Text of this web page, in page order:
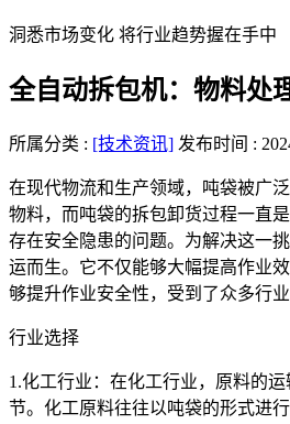
洞悉市场变化 将行业趋势握在手中
全自动拆包机：物料处
所属分类 : [技术资讯] 发布时间 :
在现代物流和生产领域，吨袋被广
物料，而吨袋的拆包卸货过程一直
存在安全隐患的问题。为解决这一
运而生。它不仅能够大幅提高作业
够提升作业安全性，受到了众多行业
行业选择
1.化工行业：在化工行业，原料的
节。化工原料往往以吨袋的形式进